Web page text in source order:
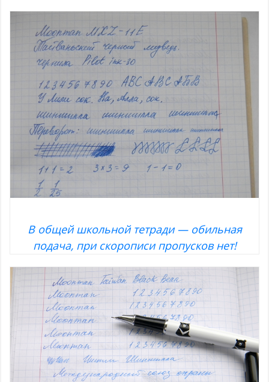
В общей школьной тетради — обильная
подача, при скорописи пропусков нет!